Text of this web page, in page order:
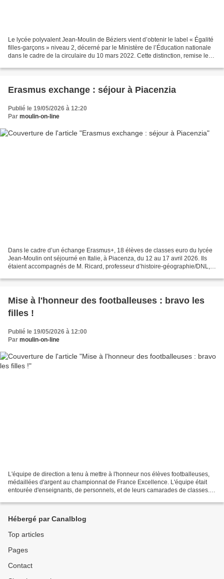
Le lycée polyvalent Jean-Moulin de Béziers vient d’obtenir le label « Égalité
filles-garçons » niveau 2, décerné par le Ministère de l’Éducation nationale
dans le cadre de la circulaire du 10 mars 2022. Cette distinction, remise le
Erasmus exchange : séjour à Piacenzia
Publié le 19/05/2026 à 12:20
Par moulin-on-line
Dans le cadre d’un échange Erasmus+, 18 élèves de classes euro du lycée
Jean-Moulin ont séjourné en Italie, à Piacenza, du 12 au 17 avril 2026. Ils
étaient accompagnés de M. Ricard, professeur d’histoire-géographie/DNL,
Mise à l'honneur des footballeuses : bravo les
filles !
Publié le 19/05/2026 à 12:00
Par moulin-on-line
L'équipe de direction a tenu à mettre à l'honneur nos élèves footballeuses,
médaillées d'argent au championnat de France Excellence. L'équipe était
entourée d'enseignants, de personnels, et de leurs camarades de classes. L
Hébergé par Canalblog
Top articles
Pages
Contact